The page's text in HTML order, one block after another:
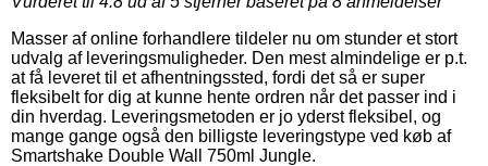
Masser af online forhandlere tildeler nu om stunder et stort
udvalg af leveringsmuligheder. Den mest almindelige er p.t.
at få leveret til et afhentningssted, fordi det så er super
fleksibelt for dig at kunne hente ordren når det passer ind i
din hverdag. Leveringsmetoden er jo yderst fleksibel, og
mange gange også den billigste leveringstype ved køb af
Smartshake Double Wall 750ml Jungle.